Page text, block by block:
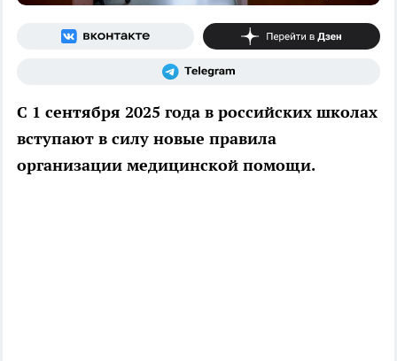
С 1 сентября 2025 года в российских школах
вступают в силу новые правила
организации медицинской помощи.